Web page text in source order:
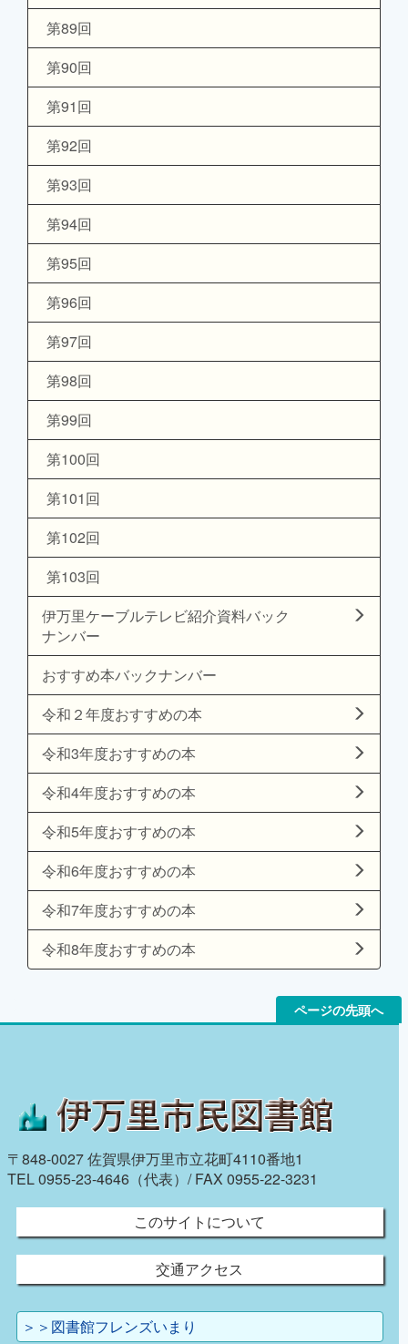
第89回
第90回
第91回
第92回
第93回
第94回
第95回
第96回
第97回
第98回
第99回
第100回
第101回
第102回
第103回
伊万里ケーブルテレビ紹介資料バック
ナンバー
おすすめ本バックナンバー
令和２年度おすすめの本
令和3年度おすすめの本
令和4年度おすすめの本
令和5年度おすすめの本
令和6年度おすすめの本
令和7年度おすすめの本
令和8年度おすすめの本
ページの先頭へ
〒848-0027 佐賀県伊万里市立花町4110番地1
TEL 0955-23-4646（代表）/ FAX 0955-22-3231
このサイトについて
交通アクセス
＞＞図書館フレンズいまり